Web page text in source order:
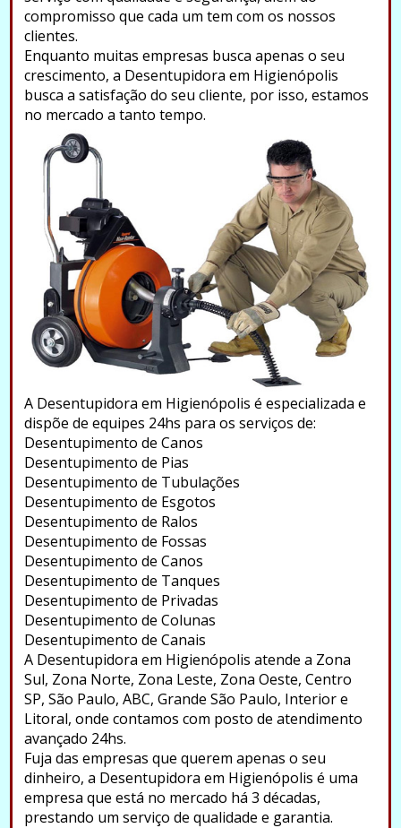
compromisso que cada um tem com os nossos
clientes.
Enquanto muitas empresas busca apenas o seu
crescimento, a Desentupidora em Higienópolis
busca a satisfação do seu cliente, por isso, estamos
no mercado a tanto tempo.
A Desentupidora em Higienópolis é especializada e
dispõe de equipes 24hs para os serviços de:
Desentupimento de Canos
Desentupimento de Pias
Desentupimento de Tubulações
Desentupimento de Esgotos
Desentupimento de Ralos
Desentupimento de Fossas
Desentupimento de Canos
Desentupimento de Tanques
Desentupimento de Privadas
Desentupimento de Colunas
Desentupimento de Canais
A Desentupidora em Higienópolis atende a Zona
Sul, Zona Norte, Zona Leste, Zona Oeste, Centro
SP, São Paulo, ABC, Grande São Paulo, Interior e
Litoral, onde contamos com posto de atendimento
avançado 24hs.
Fuja das empresas que querem apenas o seu
dinheiro, a Desentupidora em Higienópolis é uma
empresa que está no mercado há 3 décadas,
prestando um serviço de qualidade e garantia.